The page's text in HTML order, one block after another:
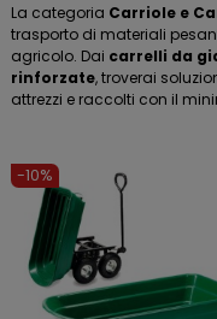
La categoria Carriole e
trasporto di materiali
agricolo. Dai carrelli da
rinforzate, troverai
attrezzi e raccolti con il
-10%